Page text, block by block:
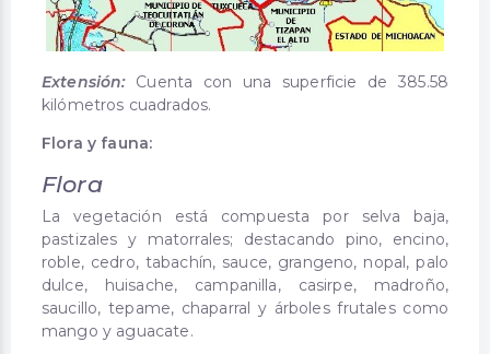
Extensión:Cuenta con una superficie de 385.58
kilómetros cuadrados.
Flora y fauna:
Flora
La vegetación está compuesta por selva baja,
pastizales y matorrales; destacando pino, encino,
roble, cedro, tabachín, sauce, grangeno, nopal, palo
dulce, huisache, campanilla, casirpe, madroño,
saucillo, tepame, chaparral y árboles frutales como
mango y aguacate.